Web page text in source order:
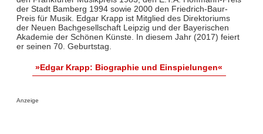
der Stadt Bamberg 1994 sowie 2000 den Friedrich-Baur-
Preis für Musik. Edgar Krapp ist Mitglied des Direktoriums
der Neuen Bachgesellschaft Leipzig und der Bayerischen
Akademie der Schönen Künste. In diesem Jahr (2017) feiert
er seinen 70. Geburtstag.
»Edgar Krapp: Biographie und Einspielungen«
Anzeige